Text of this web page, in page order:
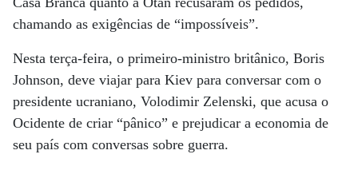
chamando as exigências de “impossíveis”.
Nesta terça-feira, o primeiro-ministro britânico, Boris
Johnson, deve viajar para Kiev para conversar com o
presidente ucraniano, Volodimir Zelenski, que acusa o
Ocidente de criar “pânico” e prejudicar a economia de
seu país com conversas sobre guerra.